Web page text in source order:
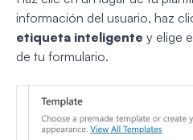
información del usuario, haz
etiqueta inteligente y elige
de tu formulario.